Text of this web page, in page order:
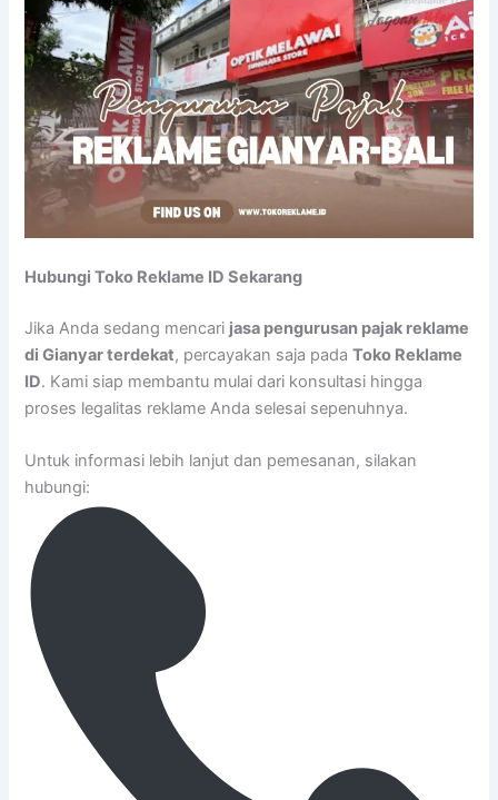
Hubungi Toko Reklame ID Sekarang
Jika Anda sedang mencari jasa pengurusan pajak reklame
di Gianyar terdekat, percayakan saja padaToko Reklame
ID. Kami siap membantu mulai dari konsultasi hingga
proses legalitas reklame Anda selesai sepenuhnya.
Untuk informasi lebih lanjut dan pemesanan, silakan
hubungi: